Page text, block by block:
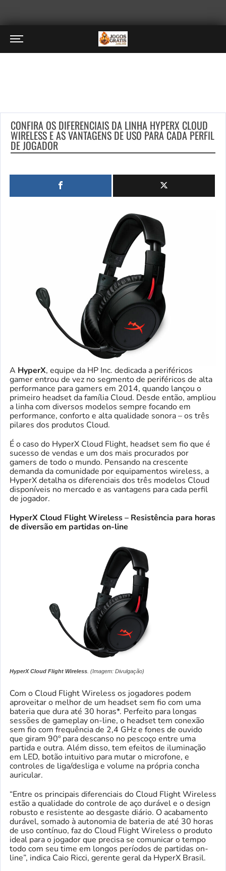
CONFIRA OS DIFERENCIAIS DA LINHA HYPERX CLOUD
WIRELESS E AS VANTAGENS DE USO PARA CADA PERFIL
DE JOGADOR
A HyperX, equipe da HP Inc. dedicada a periféricos
gamer entrou de vez no segmento de periféricos de alta
performance para gamers em 2014, quando lançou o
primeiro headset da família Cloud. Desde então, ampliou
a linha com diversos modelos sempre focando em
performance, conforto e alta qualidade sonora – os três
pilares dos produtos Cloud.
É o caso do HyperX Cloud Flight, headset sem fio que é
sucesso de vendas e um dos mais procurados por
gamers de todo o mundo. Pensando na crescente
demanda da comunidade por equipamentos wireless, a
HyperX detalha os diferenciais dos três modelos Cloud
disponíveis no mercado e as vantagens para cada perfil
de jogador.
HyperX Cloud Flight Wireless – Resistência para horas
de diversão em partidas on-line
HyperX Cloud Flight Wireless . (Imagem: Divulgação)
Com o Cloud Flight Wireless os jogadores podem
aproveitar o melhor de um headset sem fio com uma
bateria que dura até 30 horas*. Perfeito para longas
sessões de gameplay on-line, o headset tem conexão
sem fio com frequência de 2,4 GHz e fones de ouvido
que giram 90º para descanso no pescoço entre uma
partida e outra. Além disso, tem efeitos de iluminação
em LED, botão intuitivo para mutar o microfone, e
controles de liga/desliga e volume na própria concha
auricular.
“Entre os principais diferenciais do Cloud Flight Wireless
estão a qualidade do controle de aço durável e o design
robusto e resistente ao desgaste diário. O acabamento
durável, somado à autonomia de bateria de até 30 horas
de uso contínuo, faz do Cloud Flight Wireless o produto
ideal para o jogador que precisa se comunicar o tempo
todo com seu time em longos períodos de partidas on-
line”, indica Caio Ricci, gerente geral da HyperX Brasil.